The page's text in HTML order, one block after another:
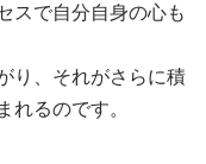
スで自分自身の心も
り、それがさらに積
れるのです。